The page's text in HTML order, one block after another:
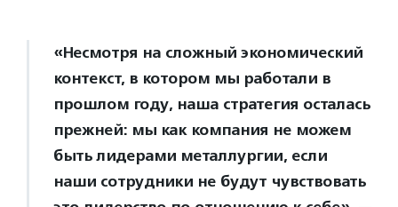
«Несмотря на сложный экономический
контекст, в котором мы работали в
прошлом году, наша стратегия осталась
прежней: мы как компания не можем
быть лидерами металлургии, если
наши сотрудники не будут чувствовать